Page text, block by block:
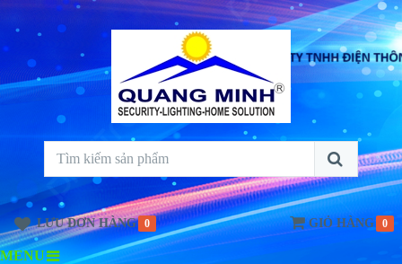
LƯU ĐƠN HÀNG 0 GIỎ HÀNG 0
MENU